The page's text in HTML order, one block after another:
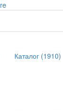
Каталог (1910)